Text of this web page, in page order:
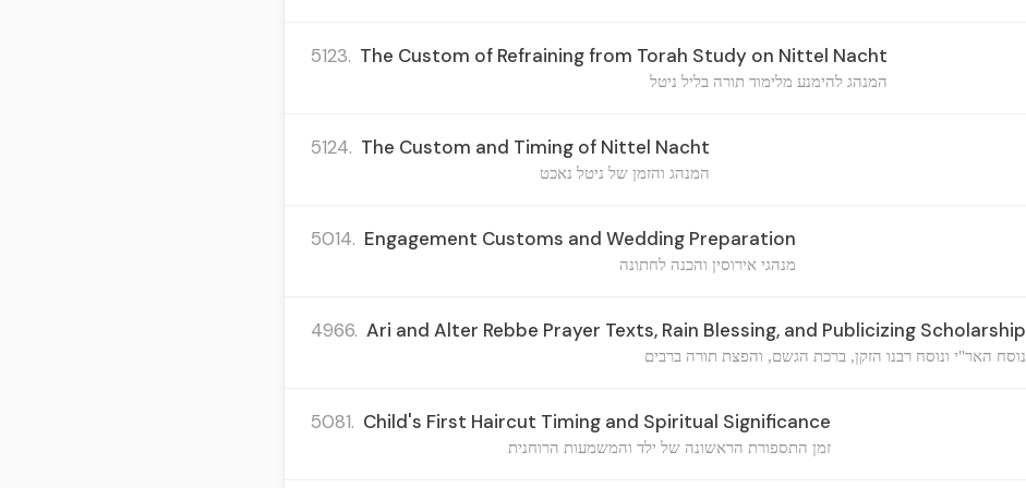
5123. The Custom of Refraining from Torah Study on Nittel Nacht
המנהג להימנע מלימוד תורה בליל ניטל
5124. The Custom and Timing of Nittel Nacht
המנהג והזמן של ניטל נאכט
5014. Engagement Customs and Wedding Preparation
מנהגי אירוסין והכנה לחתונה
4966. Ari and Alter Rebbe Prayer Texts, Rain Blessing, and Publicizing Scholarship
נוסח האר"י ונוסח רבנו הזקן, ברכת הגשם, והפצת תורה ברבים
5081. Child's First Haircut Timing and Spiritual Significance
זמן התספורת הראשונה של ילד והמשמעות הרוחנית